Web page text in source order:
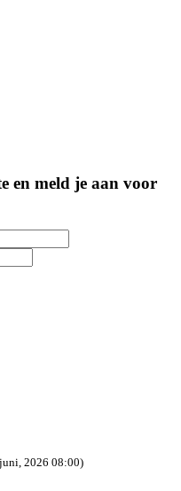
en meld je aan voor
2026 08:00)